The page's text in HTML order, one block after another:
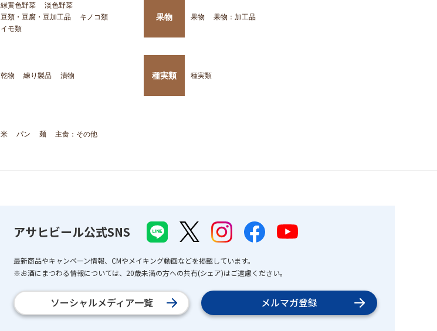
緑黄色野菜
淡色野菜
豆類・豆腐・豆加工品
キノコ類
イモ類
果物 果物 果物：加工品
乾物 練り製品 漬物 種実類 種実類
米 パン 麺 主食：その他
アサヒビール公式SNS
最新商品やキャンペーン情報、CMやメイキング動画などを掲載しています。
※お酒にまつわる情報については、20歳未満の方への共有(シェア)はご遠慮ください。
ソーシャルメディア一覧 メルマガ登録